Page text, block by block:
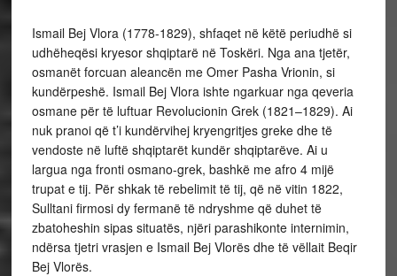
Ismail Bej Vlora (1778-1829), shfaqet në këtë periudhë si
udhëheqësi kryesor shqiptarë në Toskëri. Nga ana tjetër,
osmanët forcuan aleancën me Omer Pasha Vrionin, si
kundërpeshë. Ismail Bej Vlora ishte ngarkuar nga qeveria
osmane për të luftuar Revolucionin Grek (1821–1829). Ai
nuk pranoi që t’i kundërvihej kryengritjes greke dhe të
vendoste në luftë shqiptarët kundër shqiptarëve. Ai u
largua nga fronti osmano-grek, bashkë me afro 4 mijë
trupat e tij. Për shkak të rebelimit të tij, që në vitin 1822,
Sulltani firmosi dy fermanë të ndryshme që duhet të
zbatoheshin sipas situatës, njëri parashikonte internimin,
ndërsa tjetri vrasjen e Ismail Bej Vlorës dhe të vëllait Beqir
Bej Vlorës.